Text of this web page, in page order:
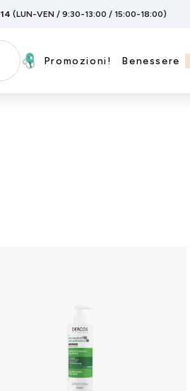
(LUN-VEN / 9:30-13:00 / 15:00-18:00)
Promozioni! Benessere